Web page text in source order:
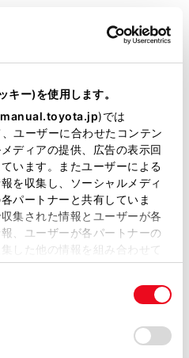
ー)を使用します。
manual.toyota.jp)では
ユーザーに合わせたコンテン
ディアの提供、広告の表示回
います。またユーザーによる
を収集し、ソーシャルメディ
パートナーと共有していま
集された情報とユーザーが各
、ユーザーが各パートナーの
した他の情報を組み合わせて
ェブサイトの使用を続行する
キー)が保存されることに同
クッキー)のオプトアウト、
Systemのﾌﾟﾘｸﾗｯｼｭｾｰﾌﾃｨ
後側方検知）